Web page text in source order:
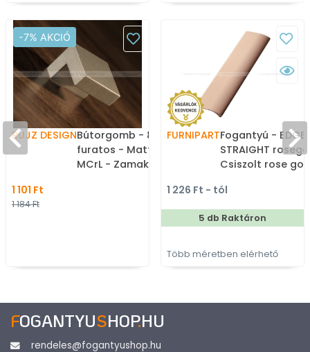
-7% AKCIÓ
RUJZ DESIGNBútorgomb - 803.25 - 1
furatos - Matt króm
MCrL - Zamak fém
bútorgomb (szögletes,
1 101 Ft
1 184 Ft
FURNIPARTFogantyú - EDGE
STRAIGHT
Csiszolt rose
élére ültethető
fém fogantyú
1 226 Ft - tól
5 db Raktáron
Több méretben elérhető
FOGANTYUSHOP.HU
rendeles@fogantyushop.hu